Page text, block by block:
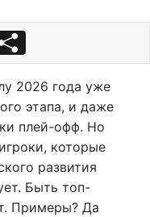
2026 года уже
этапа, и даже
плей-офф. Но
которые
развития
Быть топ-
Примеры? Да